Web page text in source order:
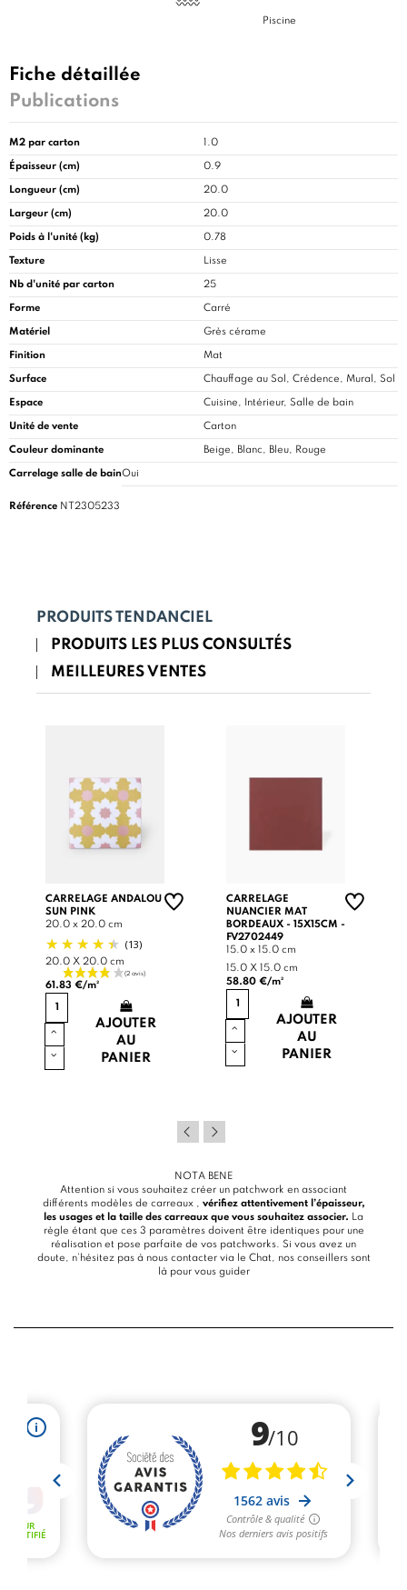
Piscine
Fiche détaillée
Publications
M2 par carton 1.0
Épaisseur (cm) 0.9
Longueur (cm) 20.0
Largeur (cm) 20.0
Poids à l'unité (kg) 0.78
Texture Lisse
Nb d'unité par carton 25
Forme Carré
Matériel Grès cérame
Finition Mat
Surface Chauffage au Sol, Crédence, Mural, Sol
Espace Cuisine, Intérieur, Salle de bain
Unité de vente Carton
Couleur dominante Beige, Blanc, Bleu, Rouge
Carrelage salle de bainOui
Référence NT2305233
PRODUITS TENDANCIEL
PRODUITS LES PLUS CONSULTÉS
MEILLEURES VENTES
CARRELAGE ANDALOU
SUN PINK
20.0 x 20.0 cm
(13)
20.0 X 20.0 cm
61.83 €/m²
AJOUTER
AU
PANIER
CARRELAGE
NUANCIER MAT
BORDEAUX - 15X15CM -
FV2702449
15.0 x 15.0 cm
15.0 X 15.0 cm
58.80 €/m²
AJOUTER
AU
PANIER
NOTA BENE
Attention si vous souhaitez créer un patchwork en associant
différents modèles de carreaux , vérifiez attentivement l’épaisseur,
les usages et la taille des carreaux que vous souhaitez associer. La
règle étant que ces 3 paramètres doivent être identiques pour une
réalisation et pose parfaite de vos patchworks. Si vous avez un
doute, n’hésitez pas à nous contacter via le Chat, nos conseillers sont
là pour vous guider